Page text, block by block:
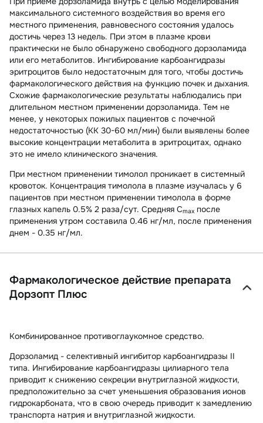
максимального системного воздействия во время его
местного применения, равновесного состояния удалось
достичь через 13 недель. При этом в плазме крови
практически не было обнаружено свободного дорзоламида
или его метаболитов. Ингибирование карбоангидразы
эритроцитов было недостаточным для того, чтобы достичь
фармакологического действия на функцию почек и дыхания.
Схожие фармакологические результаты наблюдались при
длительном местном применении дорзоламида. Тем не
менее, у некоторых пожилых пациентов с почечной
недостаточностью (КК 30-60 мл/мин) были выявлены более
высокие концентрации метаболита в эритроцитах, однако
это не имело клинического значения.
При местном применении тимолол проникает в системный
кровоток. Концентрация тимолола в плазме изучалась у 6
пациентов при местном применении тимолола в форме
глазных капель 0.5% 2 раза/сут. Средняя Cmax после
применения утром составила 0.46 нг/мл, после применения
днем - 0.35 нг/мл.
Фармакологическое действие препарата
Дорзопт Плюс
Комбинированное противоглаукомное средство.
Дорзоламид - селективный ингибитор карбоангидразы II
типа. Ингибирование карбоангидразы цилиарного тела
приводит к снижению секреции внутриглазной жидкости,
предположительно за счет уменьшения образования ионов
гидрокарбоната, что в свою очередь приводит к замедлению
транспорта натрия и внутриглазной жидкости.